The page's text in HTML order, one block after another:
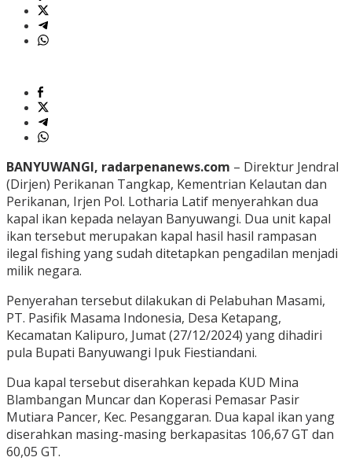
BANYUWANGI, radarpenanews.com – Direktur Jendral
(Dirjen) Perikanan Tangkap, Kementrian Kelautan dan
Perikanan, Irjen Pol. Lotharia Latif menyerahkan dua
kapal ikan kepada nelayan Banyuwangi. Dua unit kapal
ikan tersebut merupakan kapal hasil hasil rampasan
ilegal fishing yang sudah ditetapkan pengadilan menjadi
milik negara.
Penyerahan tersebut dilakukan di Pelabuhan Masami,
PT. Pasifik Masama Indonesia, Desa Ketapang,
Kecamatan Kalipuro, Jumat (27/12/2024) yang dihadiri
pula Bupati Banyuwangi Ipuk Fiestiandani.
Dua kapal tersebut diserahkan kepada KUD Mina
Blambangan Muncar dan Koperasi Pemasar Pasir
Mutiara Pancer, Kec. Pesanggaran. Dua kapal ikan yang
diserahkan masing-masing berkapasitas 106,67 GT dan
60,05 GT.